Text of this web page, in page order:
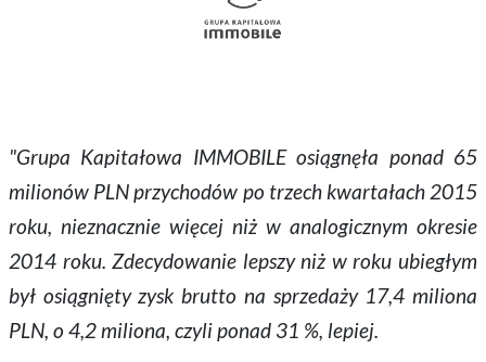
"Grupa Kapitałowa IMMOBILE osiągnęła ponad 65
milionów PLN przychodów po trzech kwartałach 2015
roku, nieznacznie więcej niż w analogicznym okresie
2014 roku. Zdecydowanie lepszy niż w roku ubiegłym
był osiągnięty zysk brutto na sprzedaży 17,4 miliona
PLN, o 4,2 miliona, czyli ponad 31 %, lepiej.